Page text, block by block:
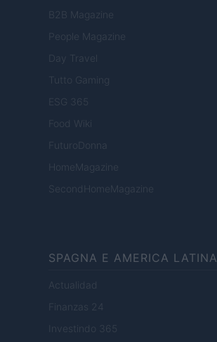
B2B Magazine
People Magazine
Day Travel
Tutto Gaming
ESG 365
Food Wiki
FuturoDonna
HomeMagazine
SecondHomeMagazine
SPAGNA E AMERICA LATINA
Actualidad
Finanzas 24
Investindo 365